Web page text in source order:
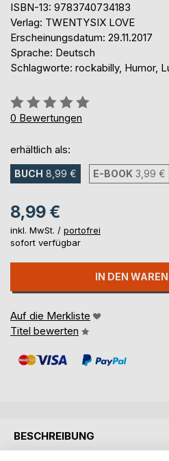
ISBN-13: 9783740734183
Verlag: TWENTYSIX LOVE
Erscheinungsdatum: 29.11.2017
Sprache: Deutsch
Schlagworte: rockabilly, Humor,
Bewertung::
0%
0 Bewertungen
erhältlich als:
BUCH 8,99 € E-BOOK 3,99 €
8,99 €
inkl. MwSt. / portofrei
sofort verfügbar
IN DEN
Auf die Merkliste
Titel bewerten
BESCHREIBUNG